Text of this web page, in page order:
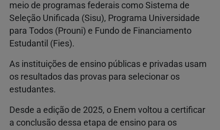
meio de programas federais como Sistema de
Seleção Unificada (Sisu), Programa Universidade
para Todos (Prouni) e Fundo de Financiamento
Estudantil (Fies).
As instituições de ensino públicas e privadas usam
os resultados das provas para selecionar os
estudantes.
Desde a edição de 2025, o Enem voltou a certificar
a conclusão dessa etapa de ensino para os